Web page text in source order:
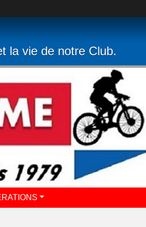
la vie de notre Club.